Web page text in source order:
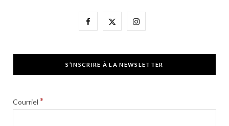
F
e
X
w
I
t
S’INSCRIRE À LA NEWSLETTER
Courriel *